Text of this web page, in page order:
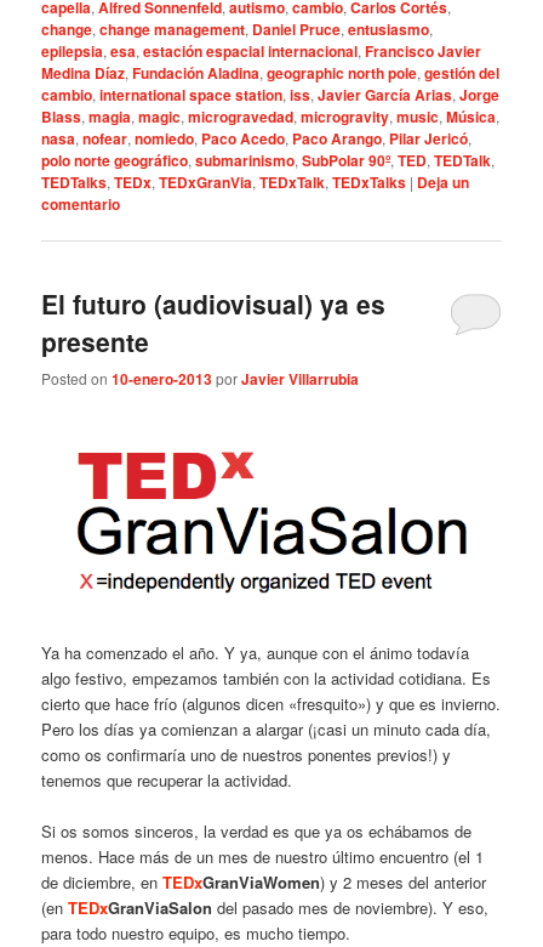
capella,Alfred Sonnenfeld,autismo,cambio,Carlos Cortés,
change,change management, Daniel Pruce,entusiasmo,
epilepsia,esa,estación espacial internacional,Francisco Javier
Medina Díaz,Fundación Aladina,geographic north pole,gestión del
cambio,international space station,iss,Javier García Arias,Jorge
Blass,magia,magic,microgravedad,microgravity,music,Música,
nasa,nofear,nomiedo, Paco Acedo, Paco Arango, Pilar Jericó,
polo norte geográfico,submarinismo,SubPolar 90º,TED,TEDTalk,
TEDTalks,TEDx,TEDxGranVia,TEDxTalk,TEDxTalks | Deja un
comentario
El futuro (audiovisual) ya es
presente
Posted on10-enero-2013porJavier Villarrubia
Ya ha comenzado el año. Y ya, aunque con el ánimo todavía
algo festivo, empezamos también con la actividad cotidiana. Es
cierto que hace frío (algunos dicen «fresquito») y que es invierno.
Pero los días ya comienzan a alargar (¡casi un minuto cada día,
como os confirmaría uno de nuestros ponentes previos!) y
tenemos que recuperar la actividad.
Si os somos sinceros, la verdad es que ya os echábamos de
menos. Hace más de un mes de nuestro último encuentro (el 1
de diciembre, enTEDxGranViaWomen) y 2 meses del anterior
(enTEDxGranViaSalon del pasado mes de noviembre). Y eso,
para todo nuestro equipo, es mucho tiempo.